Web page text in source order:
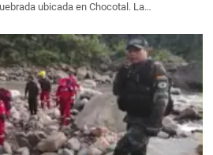
ubicada en Chocotal. La…